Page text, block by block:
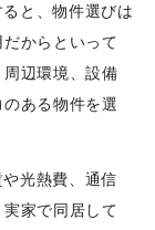
と、物件選びは
からといって
辺環境、設備
ある物件を選
光熱費、通信
家で同居して